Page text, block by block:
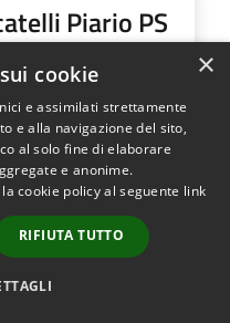
Piario PS
22
PS Generale...
×
cookie
e assimilati strettamente
e alla navigazione del sito,
al solo fine di elaborare
e anonime.
cookie policy al seguente link
RIFIUTA TUTTO